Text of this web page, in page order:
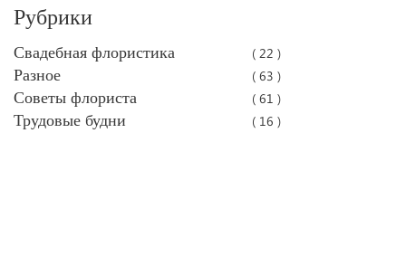
Рубрики
Свадебная флористика ( 22 )
Разное ( 63 )
Советы флориста ( 61 )
Трудовые будни ( 16 )